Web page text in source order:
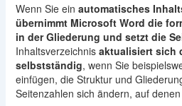
Wenn Sie ein automatisches
übernimmt Microsoft Word die
in der Gliederung und setzt die
Inhaltsverzeichnis aktualisiert sich
selbstständig, wenn Sie
einfügen, die Struktur und
Seitenzahlen sich ändern, auf